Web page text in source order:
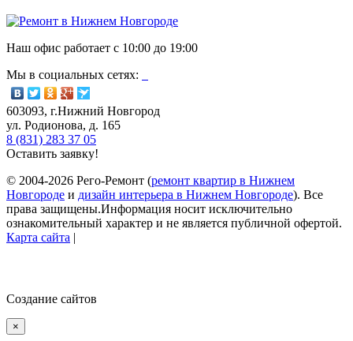
Наш офис работает с 10:00 до 19:00
Мы в социальных сетях:
603093, г.Нижний Новгород
ул. Родионова, д. 165
8 (831) 283 37 05
Оставить заявку!
© 2004-2026 Рего-Ремонт (ремонт квартир в Нижнем
Новгороде и дизайн интерьера в Нижнем Новгороде). Все
права защищены.Информация носит исключительно
ознакомительный характер и не является публичной офертой.
Карта сайта |
Создание сайтов
×